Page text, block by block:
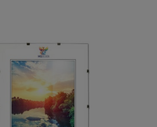
na zdjęcia 45 x 60 cm z naturalnego
271,69 zł
Cena regularna:
Najniższa cena:
DO KOSZYKA